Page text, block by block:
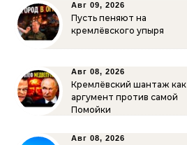
Авг 09, 2026
Пусть пеняют на
кремлёвского упыря
Авг 08, 2026
Кремлёвский шантаж как
аргумент против самой
Помойки
Авг 08, 2026